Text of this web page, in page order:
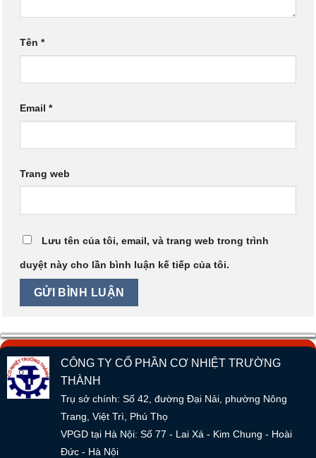
Tên *
Email *
Trang web
Lưu tên của tôi, email, và trang web trong trình
duyệt này cho lần bình luận kế tiếp của tôi.
CÔNG TY CỔ PHẦN CƠ NHIỆT TRƯỜNG
THÀNH
Trụ sở chính: Số 42, đường Đại Nải, phường Nông
Trang, Việt Trì, Phú Thọ
VPGD tại Hà Nội: Số 77 - Lai Xá - Kim Chung - Hoài
Đức - Hà Nội